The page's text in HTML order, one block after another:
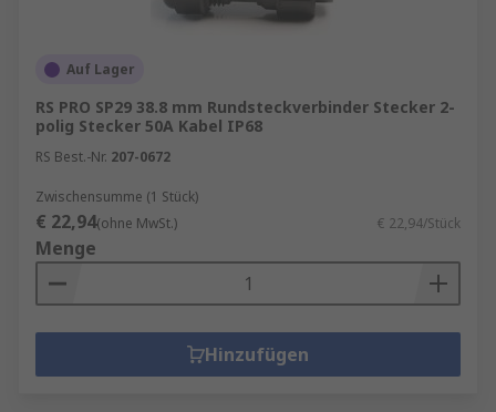
Auf Lager
RS PRO SP29 38.8 mm Rundsteckverbinder Stecker 2-
polig Stecker 50A Kabel IP68
RS Best.-Nr. 207-0672
Zwischensumme (1 Stück)
€ 22,94(ohne MwSt.) € 22,94/Stück
Menge
Hinzufügen